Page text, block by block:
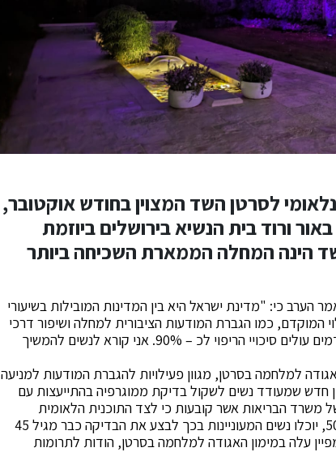
לסרטן השד המצוין בחודש אוקטובר,
אתמול (ראשון 1.10.2023) באור ורוד בית הנשיא בירושלים ביוזמת
הינה המחלה הממארת השכיחה ביותר
כי: "מדינת ישראל היא בין המדינות המובילות בשיעורי
המוקדם, כמו הגברת המודעות הציבורית למחלה ושיפור דרכי
הטיפול. ככל שהמחלה מאובחנת בשלבים המוקדמים עולים סיכויי הריפוי לכ – 90%. אני קורא לנשים להמשיך
למלחמה בסרטן, מגוון פעילויות להגברת המודעות למניעה
חדש שמעודד נשים לשקול בדיקת ממוגרפיה בהתייעצות עם
החדשות של משרד הבריאות אשר קובעות כי לצד התוכנית הלאומית
הכוללת בדיקת סקר יזומה אחת לשנתיים מגיל 50, יוכלו נשים המעוניינות בכך לבצע את הבדיקה כבר מגיל 45
עלה במימון האגודה למלחמה בסרטן, הודות לתרומות